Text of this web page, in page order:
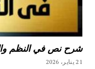
شرح نص في النظم
21 يناير، 2026